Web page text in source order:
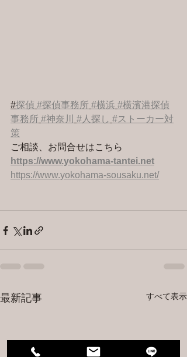
#探偵 #探偵事務所 #横浜 #横濱港探偵
事務所 #神奈川 #人探し #ストーカー対
策
ご相談、お問合せはこちら
https://www.yokohama-tantei.net
https://www.yokohama-sousaku.net/
最新記事 すべて表示